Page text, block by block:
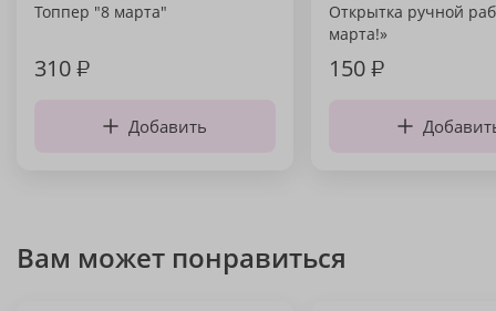
Топпер "8 марта"
310₽
Добавить
Открытка ручной
марта!»
150₽
Вам может понравиться